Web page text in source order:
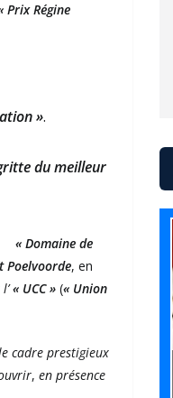
Prix Régine
».
du meilleur
de
Poelvoorde, en
« UCC » (« Union
cadre prestigieux
, en présence